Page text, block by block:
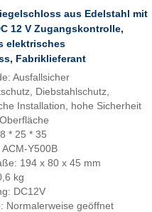
aus Edelstahl mit
12 V Zugangskontrolle,
elektrisches
Fabriklieferant
Ausfallsicher
Diebstahlschutz,
Installation, hohe Sicherheit
* 25 * 35
Y500B
194 x 80 x 45 mm
kg
DC12V
Normalerweise geöffnet